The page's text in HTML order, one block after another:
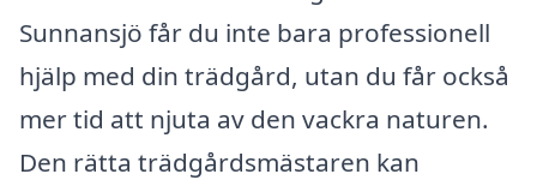
Sunnansjö får du inte bara professionell
hjälp med din trädgård, utan du får också
mer tid att njuta av den vackra naturen.
Den rätta trädgårdsmästaren kan